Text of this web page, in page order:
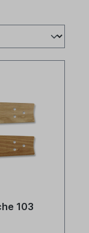
103